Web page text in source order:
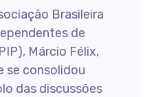
Brasileira
de
Márcio Félix,
se consolidou
das discussões